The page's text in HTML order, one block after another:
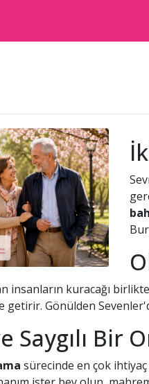
insanların kuracağı
Gönülden
Saygılı Bir
sürecinde en çok